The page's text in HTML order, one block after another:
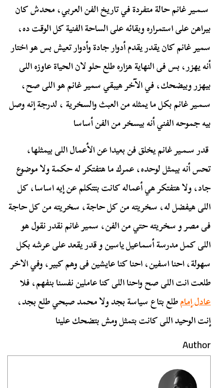
سـمـير غانم حالة متفردة في تاريخ الفن العربي، محدش كان
بيراهن على استمراره وبقائه على الساحة الفنية كل الوقت ده،
سمير غانم كان يقدر يقدم أدوار جادة وأدوار تعيش بس هو اختار
أنه يهزر، بس فى النهاية هزاره طلع حلو لان الحياة عاوزه اللى
بيهزر وبيضحك، في الآخر هيبقي سمير غانم هو اللى صح،
سـمـير غانم بكل ما يمثله من العبث والسخرية ، لدرجة إنه وصل
بيه جموحه الفني أنه بيسخر من الفن أساسا
قدر سـمـير غانم يخلق فن بعيدا عن الأعمال اللى بيمثلها،
تحس أنه بيمثل لوحده، عمرك ما هتفتكر له حكمة ولا موضوع
جاد، ولا هتفتكر هي أعماله كانت بتتكلم عن إيه اساسا، كل
اللى هيفضل له، سخريته من كل حاجة، سخريته من كل حاجة
فى مصر و سخريته حتي من الفن، سمير غانم نقدر نقول هو
اللى كمل مدرسة أسماعيل ياسين و قدر يقعد على عرشه بكل
سهولة، احنا اسفين، احنا كنا عايشين فى وهم كبير، وفي الاخر
طلعت انت اللى صح واحنا اللى كنا عاملين نفسنا بنفهم، فلا
عادل إمامطلع بتاع سياسة بجد ولا محمد صبحي طلع بجد،
إنت الوحيد اللى كانت بتمثل ومش بتضحك علينا
Author